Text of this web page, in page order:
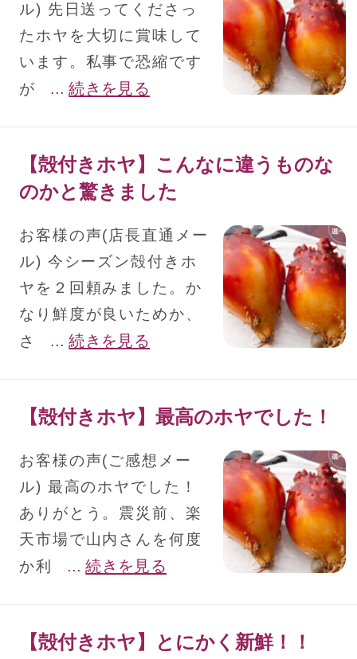
ル) 先日送ってくださっ
たホヤを大切に賞味して
います。私事で恐縮です
が
... 続きを見る
【殻付きホヤ】こんなに違うものな
のかと驚きました
お客様の声(店長直通メー
ル) 今シーズン殻付きホ
ヤを２回頼みました。か
なり鮮度が良いためか、
さ
... 続きを見る
【殻付きホヤ】最高のホヤでした！
お客様の声(ご感想メー
ル) 最高のホヤでした！
ありがとう。震災前、楽
天市場で山内さんを何度
か利
... 続きを見る
【殻付きホヤ】とにかく新鮮！！